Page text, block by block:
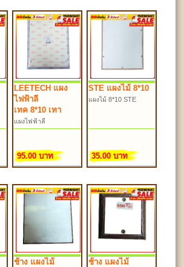
LEETECH แผง
ไฟฟ้าลี
เทค 8*10 เทา
แผงไฟฟ้าลี
95.00 บาท
STE แผงไม้ 8*10
แผงไม้ 8*10 STE
35.00 บาท
ช้าง แผงไม้
ช้าง แผงไม้